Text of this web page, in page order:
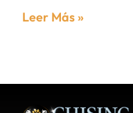
Leer Más »